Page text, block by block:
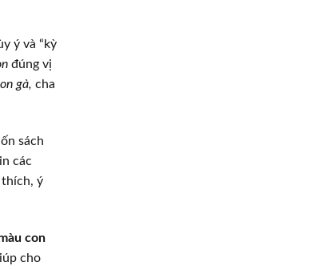
ý và “kỳ
đúng vị
gà, cha
sách
các
thích, ý
con
cho